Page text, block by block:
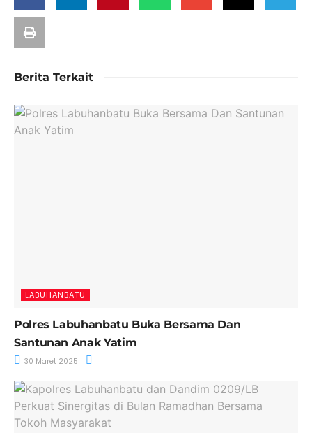
Berita Terkait
LABUHANBATU
Polres Labuhanbatu Buka Bersama Dan
Santunan Anak Yatim
30 Maret 2025